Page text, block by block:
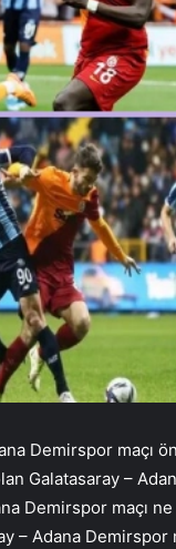
Demirspor maçı
Galatasaray –
Demirspor maçı
– Adana